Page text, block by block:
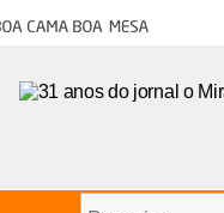
cama boa mesa